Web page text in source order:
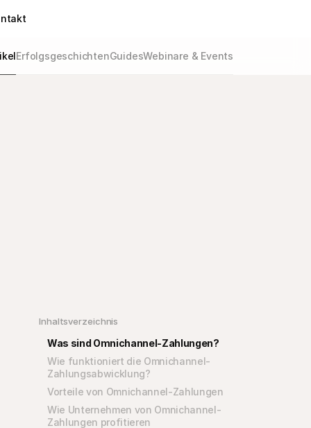
ErfolgsgeschichtenGuidesWebinare & Events
Inhaltsverzeichnis
Was sind Omnichannel-Zahlungen?
Wie funktioniert die Omnichannel-
Zahlungsabwicklung?
Vorteile von Omnichannel-Zahlungen
Wie Unternehmen von Omnichannel-
Zahlungen profitieren